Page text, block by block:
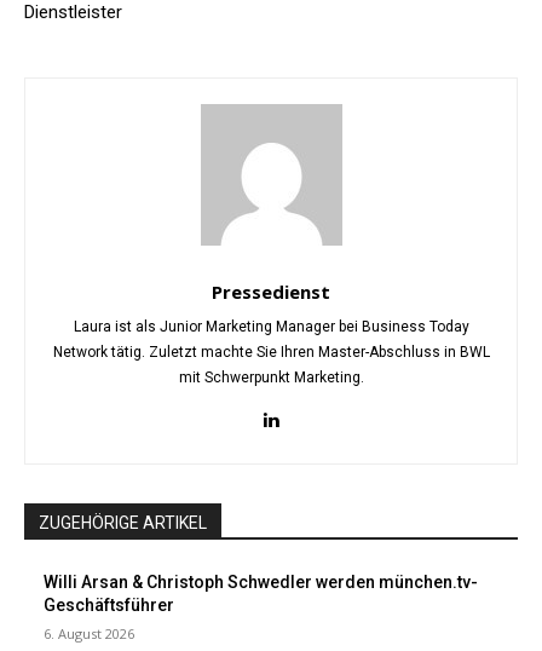
Dienstleister
Pressedienst
Laura ist als Junior Marketing Manager bei Business Today
Network tätig. Zuletzt machte Sie Ihren Master-Abschluss in BWL
mit Schwerpunkt Marketing.
ZUGEHÖRIGE ARTIKEL
Willi Arsan & Christoph Schwedler werden münchen.tv-
Geschäftsführer
6. August 2026